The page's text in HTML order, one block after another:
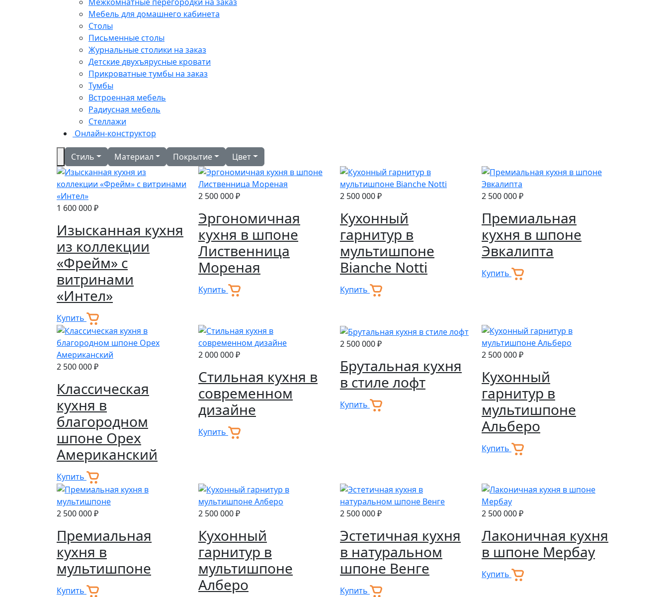
Мебель для домашнего кабинета
Столы
Письменные столы
Журнальные столики на заказ
Детские двухъярусные кровати
Прикроватные тумбы на заказ
Тумбы
Встроенная мебель
Радиусная мебель
Стеллажи
Онлайн-конструктор
Стиль Материал Покрытие Цвет
1 600 000 ₽
Изысканная кухня
из коллекции
«Фрейм» с
витринами
«Интел»
Купить
2 500 000 ₽
Эргономичная
кухня в шпоне
Лиственница
Мореная
Купить
2 500 000 ₽
Кухонный
гарнитур в
мультишпоне
Bianche Notti
Купить
2 500 000 ₽
Премиальная
кухня в шпоне
Эвкалипта
Купить
2 500 000 ₽
Классическая
кухня в
благородном
шпоне Орех
Американский
Купить
2 000 000 ₽
Стильная кухня в
современном
дизайне
Купить
2 500 000 ₽
Брутальная кухня
в стиле лофт
Купить
2 500 000 ₽
Кухонный
гарнитур в
мультишпоне
Альберо
Купить
2 500 000 ₽
Премиальная
кухня в
мультишпоне
Купить
2 500 000 ₽
Кухонный
гарнитур в
мультишпоне
Алберо
2 500 000 ₽
Эстетичная кухня
в натуральном
шпоне Венге
Купить
2 500 000 ₽
Лаконичная кухня
в шпоне Мербау
Купить